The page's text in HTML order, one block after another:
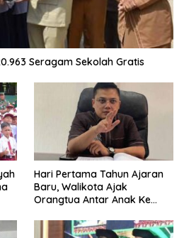
Seragam Sekolah Gratis
Hari Pertama Tahun Ajaran
Baru, Walikota Ajak
Orangtua Antar Anak Ke